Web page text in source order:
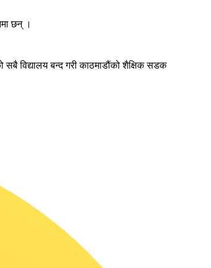
छन् ।
विद्यालय बन्द गरी काठमाडौंको शैक्षिक सडक